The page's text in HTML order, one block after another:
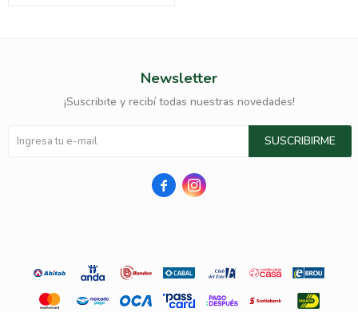
Newsletter
¡Suscribite y recibí todas nuestras novedades!
SUSCRIBIRME
 